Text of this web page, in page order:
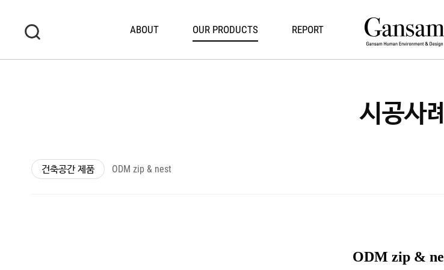
ABOUT OUR PRODUCTS REPORT
시공사례
건축공간 제품 ODM zip & nest
ODM zip &